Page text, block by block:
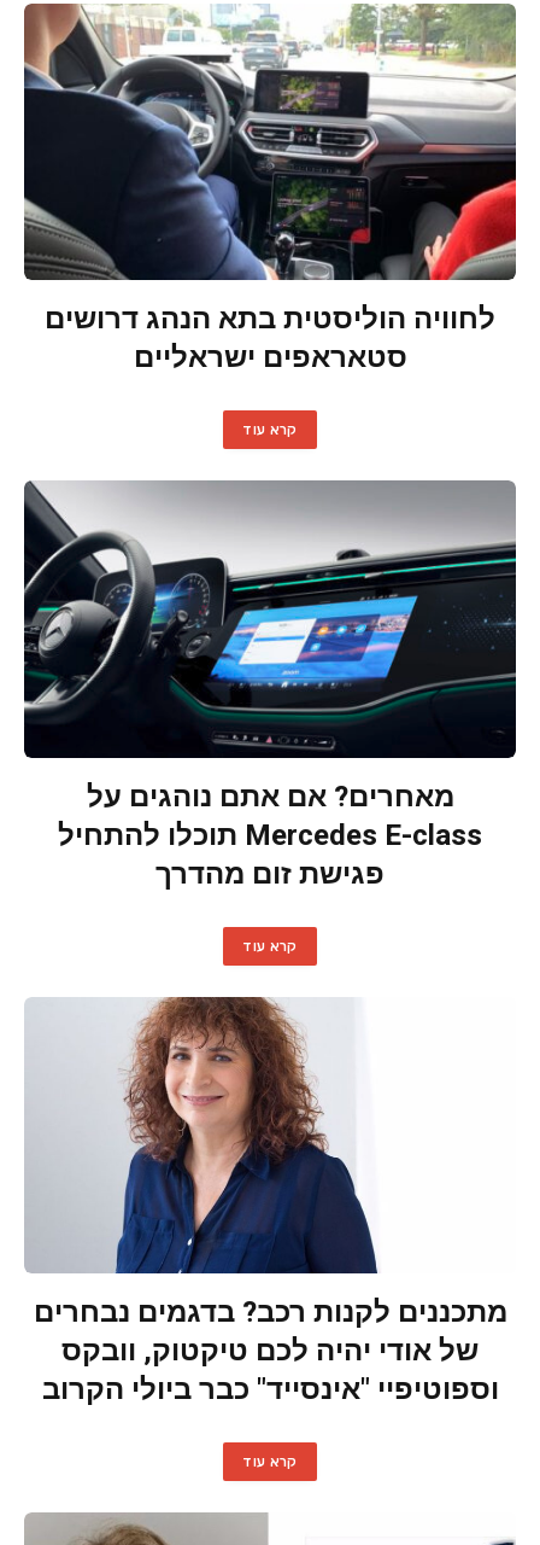
לחוויה הוליסטית בתא הנהג דרושים
סטאראפים ישראליים
קרא עוד
מאחרים? אם אתם נוהגים על
Mercedes E-class תוכלו להתחיל
פגישת זום מהדרך
קרא עוד
מתכננים לקנות רכב? בדגמים נבחרים
של אודי יהיה לכם טיקטוק, וובקס
וספוטיפיי "אינסייד" כבר ביולי הקרוב
קרא עוד